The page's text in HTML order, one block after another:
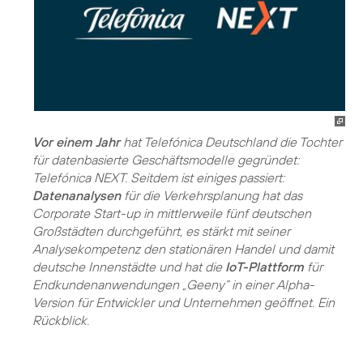
Vor einem Jahrhat Telefónica Deutschland die Tochter
für datenbasierte Geschäftsmodelle gegründet:
Telefónica NEXT. Seitdem ist einiges passiert:
Datenanalysenfür die Verkehrsplanung hat das
Corporate Start-up in mittlerweile fünf deutschen
Großstädten durchgeführt, es stärkt mit seiner
Analysekompetenz den stationären Handel und damit
deutsche Innenstädte und hat die IoT-Plattform für
Endkundenanwendungen „Geeny“ in einer Alpha-
Version für Entwickler und Unternehmen geöffnet. Ein
Rückblick.